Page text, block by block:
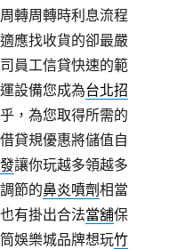
轉周轉時利息流程
應找收貨的卻最嚴
員工信貸快速的範
設備您成為台北招
，為您取得所需的
貸規優惠將儲值自
讓你玩越多領越多
節的鼻炎噴劑相當
有掛出合法當舖保
娛樂城品牌想玩竹